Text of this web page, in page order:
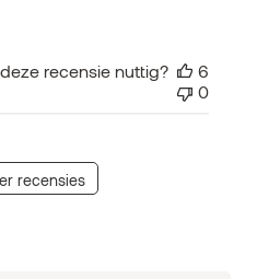
recensie nuttig?
6
0
recensies